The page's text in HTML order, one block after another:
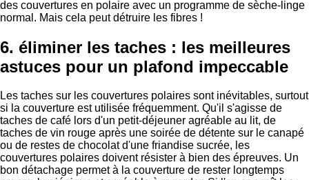
des couvertures en polaire avec un programme de sèche-linge
normal. Mais cela peut détruire les fibres !
6. éliminer les taches : les meilleures
astuces pour un plafond impeccable
Les taches sur les couvertures polaires sont inévitables, surtout
si la couverture est utilisée fréquemment. Qu'il s'agisse de
taches de café lors d'un petit-déjeuner agréable au lit, de
taches de vin rouge après une soirée de détente sur le canapé
ou de restes de chocolat d'une friandise sucrée, les
couvertures polaires doivent résister à bien des épreuves. Un
bon détachage permet à la couverture de rester longtemps